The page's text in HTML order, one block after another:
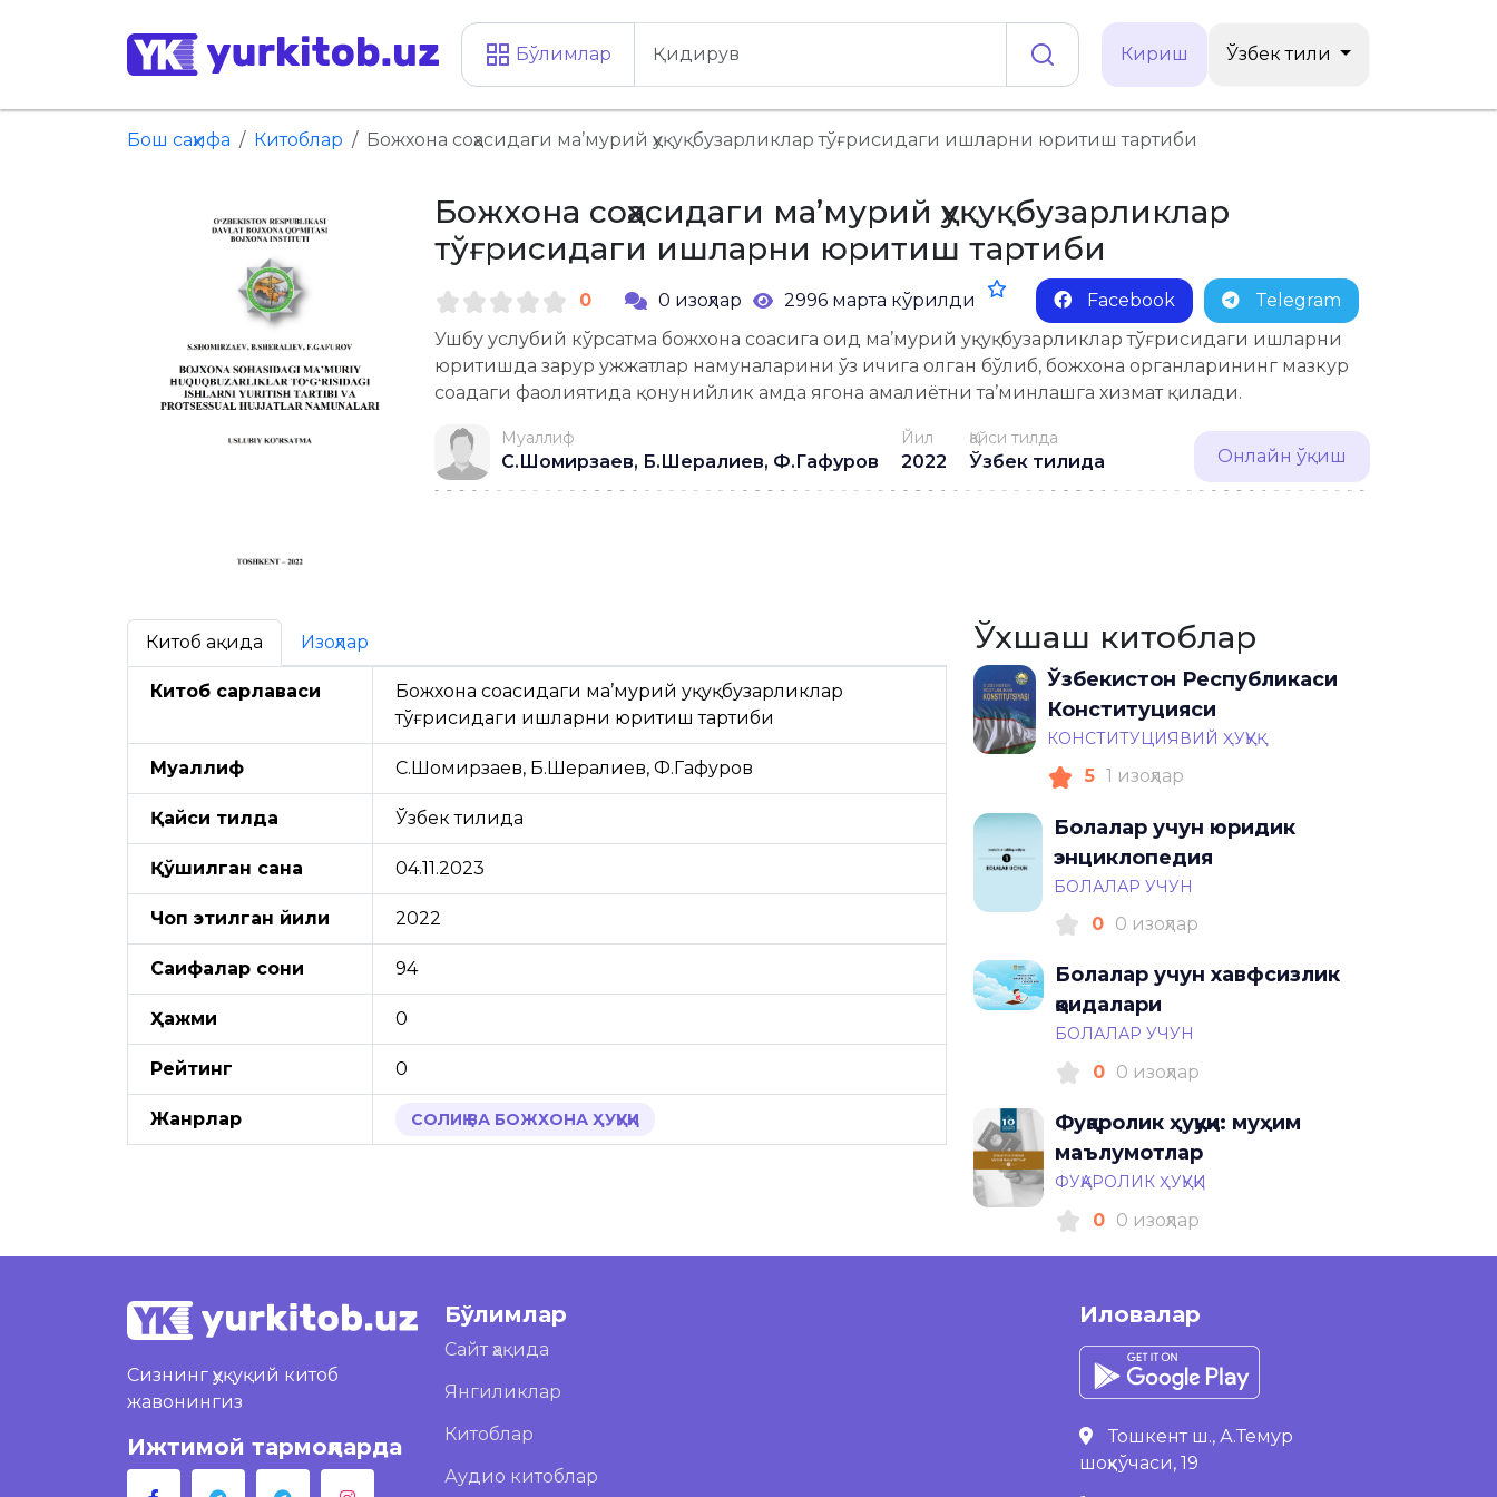
Бўлимлар Кириш Ўзбек тили
Бош саҳифа Китоблар Божхона соҳасидаги ма’мурий ҳуқуқбузарликлар тўғрисидаги ишларни юритиш тартиби
Божхона соҳасидаги ма’мурий ҳуқуқбузарликлар
тўғрисидаги ишларни юритиш тартиби
0 0 изоҳлар 2996 марта кўрилди Facebook
Telegram
Ушбу услубий кўрсатма божхона соҳасига оид ма’мурий ҳуқуқбузарликлар тўғрисидаги ишларни
юритишда зарур ҳужжатлар намуналарини ўз ичига олган бўлиб, божхона органларининг мазкур
соҳадаги фаолиятида қонунийлик ҳамда ягона амалиётни та’минлашга хизмат қилади.
Муаллиф
С.Шомирзаев, Б.Шералиев, Ф.Гафуров
Йил
2022
Қайси тилда
Ўзбек тилида Онлайн ўқиш
Китоб ҳақида Изоҳлар
Китоб сарлавҳаси
Божхона соҳасидаги ма’мурий ҳуқуқбузарликлар
тўғрисидаги ишларни юритиш тартиби
Муаллиф С.Шомирзаев, Б.Шералиев, Ф.Гафуров
Қайси тилда Ўзбек тилида
Қўшилган сана 04.11.2023
Чоп этилган йили 2022
Саҳифалар сони 94
Ҳажми 0
Рейтинг 0
Жанрлар СОЛИҚ ВА БОЖХОНА ҲУҚУҚИ
Ўхшаш китоблар
Ўзбекистон Республикаси
Конституцияси
КОНСТИТУЦИЯВИЙ ҲУҚУҚ
5 1 изоҳлар
Болалар учун юридик
энциклопедия
БОЛАЛАР УЧУН
0 0 изоҳлар
Болалар учун хавфсизлик
қоидалари
БОЛАЛАР УЧУН
0 0 изоҳлар
Фуқаролик ҳуқуқи: муҳим
маълумотлар
ФУҚАРОЛИК ҲУҚУҚИ
0 0 изоҳлар
Сизнинг ҳуқуқий китоб
жавонингиз
Ижтимой тармоқларда
Бўлимлар
Сайт ҳақида
Янгиликлар
Китоблар
Аудио китоблар
Иловалар
Тошкент ш., А.Темур
шоҳкўчаси, 19